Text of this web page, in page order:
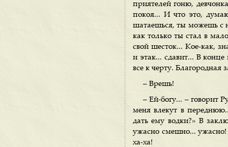
приятелей гоню,
покоя... И что это,
шатаешься, ты можешь с
как только ты стал в
свой шесток... Кое-как,
и этак... сдавит... В
все к черту. Благородная
– Врешь!
– Ей-богу... – говорит
меня влекут в
дать ему водки?» В
ужасно смешно... ужасно!
ха-ха!